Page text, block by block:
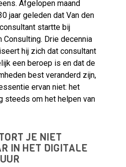
Afgelopen maand
jaar geleden dat Van den
startte bij
Consulting. Drie decennia
hij zich dat consultant
een beroep is en dat de
best veranderd zijn,
ervan niet: het
steeds om het helpen van
JE NIET
IN HET DIGITALE